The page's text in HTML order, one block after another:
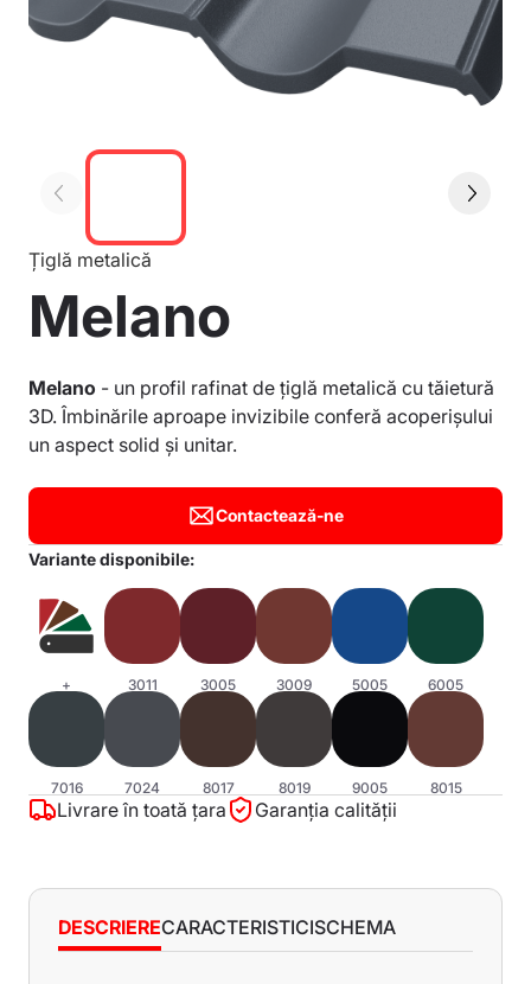
Țiglă metalică
Melano
Melano - un profil rafinat de țiglă metalică cu tăietură
3D. Îmbinările aproape invizibile conferă acoperișului
un aspect solid și unitar.
Contactează-ne
Variante disponibile:
+ 3011 3005 3009 5005 6005
7016 7024 8017 8019 9005 8015
Livrare în toată țara Garanția calității
DESCRIERECARACTERISTICISCHEMA